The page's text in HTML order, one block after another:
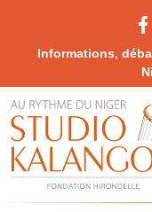
Informations,